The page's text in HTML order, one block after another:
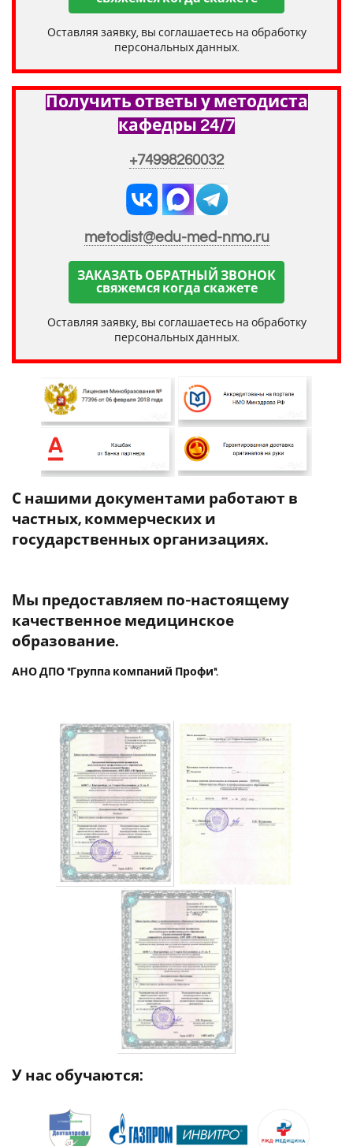
Оставляя заявку, вы соглашаетесь на обработку
персональных данных.
Получить ответы у методиста
кафедры 24/7
+74998260032
metodist@edu-med-nmo.ru
ЗАКАЗАТЬ ОБРАТНЫЙ ЗВОНОК
свяжемся когда скажете
Оставляя заявку, вы соглашаетесь на обработку
персональных данных.
С нашими документами работают в
частных, коммерческих и
государственных организациях.
Мы предоставляем по-настоящему
качественное медицинское
образование.
АНО ДПО "Группа компаний Профи".
У нас обучаются: